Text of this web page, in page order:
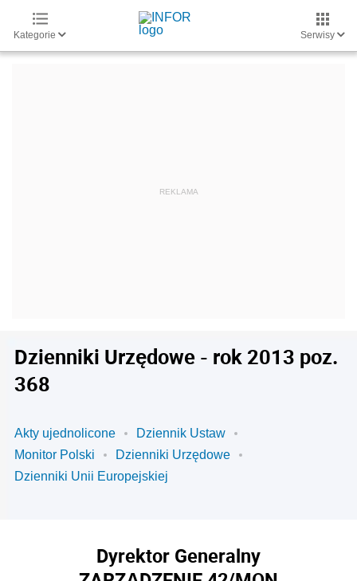
Kategorie Serwisy
Dzienniki Urzędowe - rok 2013 poz.
368
Akty ujednolicone
Dziennik Ustaw
Monitor Polski
Dzienniki Urzędowe
Dzienniki Unii Europejskiej
Dyrektor Generalny